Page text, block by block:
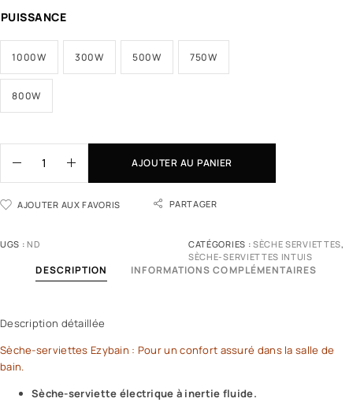
PUISSANCE
1000W 300W 500W 750W
800W
AJOUTER AU PANIER
AJOUTER AUX FAVORIS PARTAGER
UGS :ND CATÉGORIES : SÈCHE SERVIETTES,
SÈCHE-SERVIETTES INTUIS
DESCRIPTION INFORMATIONS COMPLÉMENTAIRES
Description détaillée
Sèche-serviettes Ezybain : Pour un confort assuré dans la salle de
bain.
Sèche-serviette électrique à inertie fluide.